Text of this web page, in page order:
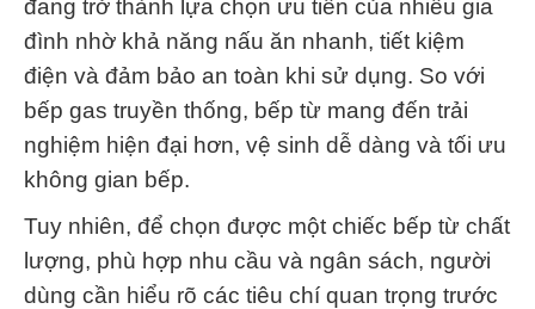
đang trở thành lựa chọn ưu tiên của nhiều gia
đình nhờ khả năng nấu ăn nhanh, tiết kiệm
điện và đảm bảo an toàn khi sử dụng. So với
bếp gas truyền thống, bếp từ mang đến trải
nghiệm hiện đại hơn, vệ sinh dễ dàng và tối ưu
không gian bếp.
Tuy nhiên, để chọn được một chiếc bếp từ chất
lượng, phù hợp nhu cầu và ngân sách, người
dùng cần hiểu rõ các tiêu chí quan trọng trước